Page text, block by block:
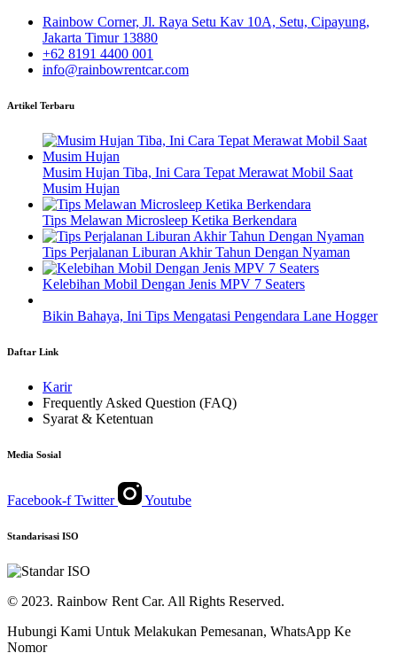
Rainbow Corner, Jl. Raya Setu Kav 10A, Setu, Cipayung,
Jakarta Timur 13880
+62 8191 4400 001
info@rainbowrentcar.com
Artikel Terbaru
Musim Hujan Tiba, Ini Cara Tepat Merawat Mobil Saat
Musim Hujan
Tips Melawan Microsleep Ketika Berkendara
Tips Perjalanan Liburan Akhir Tahun Dengan Nyaman
Kelebihan Mobil Dengan Jenis MPV 7 Seaters
Bikin Bahaya, Ini Tips Mengatasi Pengendara Lane Hogger
Daftar Link
Karir
Frequently Asked Question (FAQ)
Syarat & Ketentuan
Media Sosial
Facebook-f Twitter Youtube
Standarisasi ISO
© 2023. Rainbow Rent Car. All Rights Reserved.
Hubungi Kami Untuk Melakukan Pemesanan, WhatsApp Ke
Nomor